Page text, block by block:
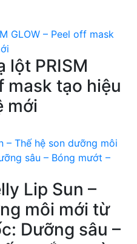
lột PRISM
mask tạo hiệu
mới
Lip Sun –
môi mới từ
Dưỡng sâu –